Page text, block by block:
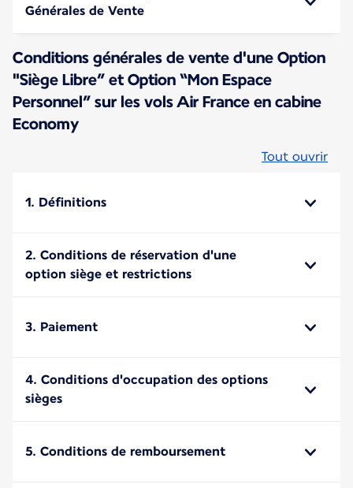
Générales de Vente
Conditions générales de vente d'une Option
"Siège Libre” et Option “Mon Espace
Personnel” sur les vols Air France en cabine
Economy
Tout ouvrir
1. Définitions
2. Conditions de réservation d'une
option siège et restrictions
3. Paiement
4. Conditions d'occupation des options
sièges
5. Conditions de remboursement